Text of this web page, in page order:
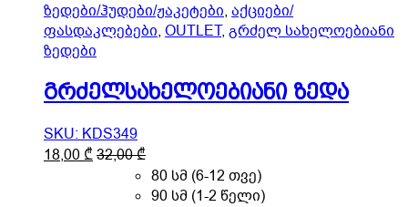
ზედები/ჰუდები/ჟაკეტები, აქციები/
ფასდაკლებები, OUTLET, გრძელ სახელოებიანი
ზედები
გრძელსახელოებიანი ზედა
SKU: KDS349
18,00₾32,00₾This
product
has
80 სმ (6-12 თვე)
90 სმ (1-2 წელი)